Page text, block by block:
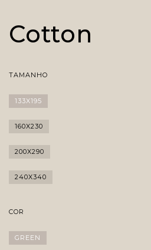
Cotton
TAMANHO
133X195
160X230
200X290
240X340
COR
GREEN